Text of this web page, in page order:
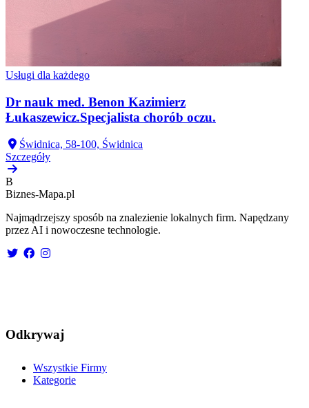
Usługi dla każdego
Dr nauk med. Benon Kazimierz
Łukaszewicz.Specjalista chorób oczu.
Świdnica, 58-100, Świdnica
Szczegóły
B
Biznes-Mapa.pl
Najmądrzejszy sposób na znalezienie lokalnych firm. Napędzany
przez AI i nowoczesne technologie.
Odkrywaj
Wszystkie Firmy
Kategorie